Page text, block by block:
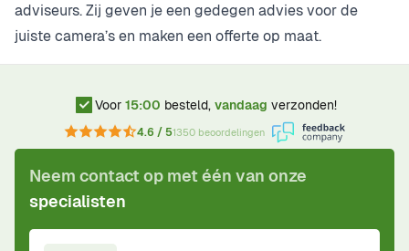
adviseurs. Zij geven je een gedegen advies voor de
juiste camera’s en maken een offerte op maat.
Voor 15:00 besteld, vandaag verzonden!
4.6 / 51350 beoordelingen
Neem contact op met één van onze
specialisten